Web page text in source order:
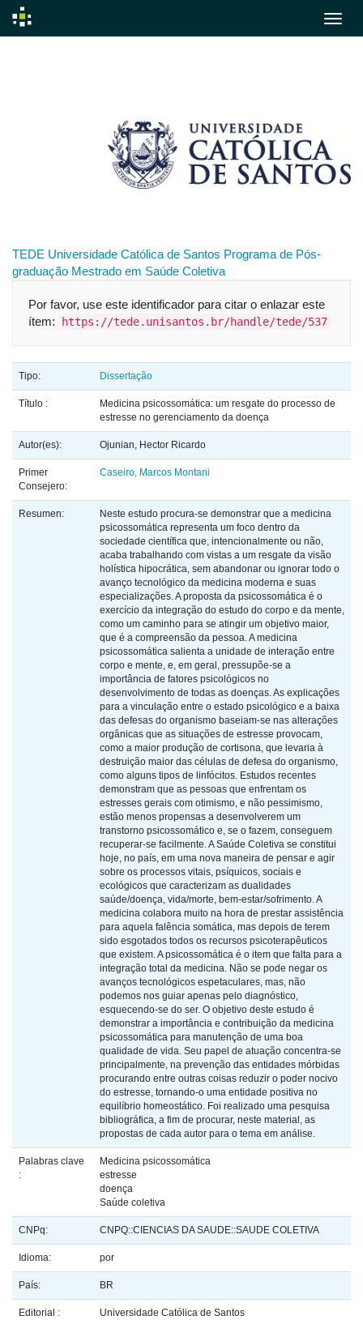
TEDE Universidade Católica de Santos Programa de Pós-
graduação Mestrado em Saúde Coletiva
Por favor, use este identificador para citar o enlazar este
ítem:
https://tede.unisantos.br/handle/tede/537
Tipo: Dissertação
Título :
Medicina psicossomática: um resgate do processo de
estresse no gerenciamento da doença
Autor(es): Ojunian, Hector Ricardo
Primer
Consejero:
Caseiro, Marcos Montani
Resumen:
Neste estudo procura-se demonstrar que a medicina
psicossomática representa um foco dentro da
sociedade científica que, intencionalmente ou não,
acaba trabalhando com vistas a um resgate da visão
holística hipocrática, sem abandonar ou ignorar todo o
avanço tecnológico da medicina moderna e suas
especializações. A proposta da psicossomática é o
exercício da integração do estudo do corpo e da mente,
como um caminho para se atingir um objetivo maior,
que é a compreensão da pessoa. A medicina
psicossomática salienta a unidade de interação entre
corpo e mente, e, em geral, pressupõe-se a
importância de fatores psicológicos no
desenvolvimento de todas as doenças. As explicações
para a vinculação entre o estado psicológico e a baixa
das defesas do organismo baseiam-se nas alterações
orgânicas que as situações de estresse provocam,
como a maior produção de cortisona, que levaria à
destruição maior das células de defesa do organismo,
como alguns tipos de linfócitos. Estudos recentes
demonstram que as pessoas que enfrentam os
estresses gerais com otimismo, e não pessimismo,
estão menos propensas a desenvolverem um
transtorno psicossomático e, se o fazem, conseguem
recuperar-se facilmente. A Saúde Coletiva se constitui
hoje, no país, em uma nova maneira de pensar e agir
sobre os processos vitais, psíquicos, sociais e
ecológicos que caracterizam as dualidades
saúde/doença, vida/morte, bem-estar/sofrimento. A
medicina colabora muito na hora de prestar assistência
para aquela falência somática, mas depois de terem
sido esgotados todos os recursos psicoterapêuticos
que existem. A psicossomática é o item que falta para a
integração total da medicina. Não se pode negar os
avanços tecnológicos espetaculares, mas, não
podemos nos guiar apenas pelo diagnóstico,
esquecendo-se do ser. O objetivo deste estudo é
demonstrar a importância e contribuição da medicina
psicossomática para manutenção de uma boa
qualidade de vida. Seu papel de atuação concentra-se
principalmente, na prevenção das entidades mórbidas
procurando entre outras coisas reduzir o poder nocivo
do estresse, tornando-o uma entidade positiva no
equilíbrio homeostático. Foi realizado uma pesquisa
bibliográfica, a fim de procurar, neste material, as
propostas de cada autor para o tema em análise.
Palabras clave
:
Medicina psicossomática
estresse
doença
Saúde coletiva
CNPq: CNPQ::CIENCIAS DA SAUDE::SAUDE COLETIVA
Idioma: por
País: BR
Editorial : Universidade Católica de Santos